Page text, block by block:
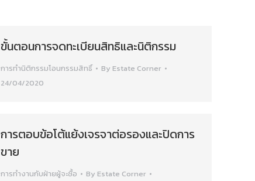
ขั้นตอนการจดทะเบียนสิทธิและนิติกรรม
การทำนิติกรรมโอนกรรมสิทธิ์ By Estate Corner
24/04/2020
การตอบข้อโต้แย้งเจรจาต่อรองและปิดการ
ขาย
การทำงานกับฝ่ายผู้จะซื้อ By Estate Corner